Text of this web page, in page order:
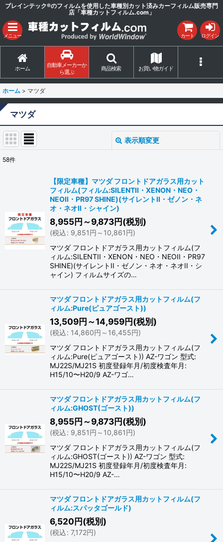
ブレインテック®のフィルムを使用した車種別カット済みカーフィルム販売専門
店「車種カットフィルム.com」
メニュー カート ログイン
ホーム
自動車メーカーか
ら選ぶ
商品検索 お買い物ガイド
ホーム > マツダ
マツダ
表示順変更
並び順:
絞り込む
58件
【限定車種】マツダ フロントドアガラス用カット
フィルム(フィルム:SILENTII・XENON・NEO・
NEOII・PR97 SHINE)(サイレントII・ゼノン・ネ
オ・ネオII・シャイン)
8,955円～9,873円(税別)
(税込: 9,851円 ～10,861円)
マツダ フロントドアガラス用カットフィルム(フ
ィルム:SILENTII・XENON・NEO・NEOII・PR97
SHINE)(サイレントII・ゼノン・ネオ・ネオII・シ
ャイン) フィルムサイズの…
マツダ フロントドアガラス用カットフィルム(フ
ィルム:Pure(ピュアゴースト))
13,509円～14,959円(税別)
(税込: 14,860円 ～16,455円)
マツダ フロントドアガラス用カットフィルム(フ
ィルム:Pure(ピュアゴースト)) AZ-ワゴン 型式:
MJ22S/MJ21S 初度登録年月/初度検査年月:
H15/10〜H20/9 AZ-ワゴ…
マツダ フロントドアガラス用カットフィルム(フ
ィルム:GHOST(ゴースト))
8,955円～9,873円(税別)
(税込: 9,851円 ～10,861円)
マツダ フロントドアガラス用カットフィルム(フ
ィルム:GHOST(ゴースト)) AZ-ワゴン 型式:
MJ22S/MJ21S 初度登録年月/初度検査年月:
H15/10〜H20/9 AZ-…
マツダ フロントドアガラス用カットフィルム(フ
ィルム:スパッタゴールド)
6,520円(税別)
(税込: 7,172円)